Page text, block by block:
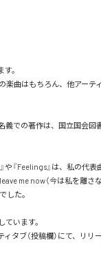
。
楽曲はもちろん、他アーテ
での著作は、国立国会図
『Feelings』は、私の代
me now（今は私を離さ
した。
います。
タブ（投稿欄）にて、リリ